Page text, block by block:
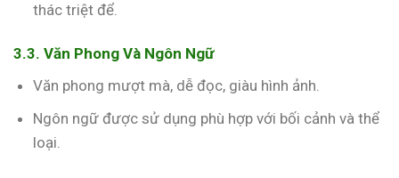
thác triệt để.
3.3. Văn Phong Và Ngôn Ngữ
Văn phong mượt mà, dễ đọc, giàu hình ảnh.
Ngôn ngữ được sử dụng phù hợp với bối cảnh và thể
loại.